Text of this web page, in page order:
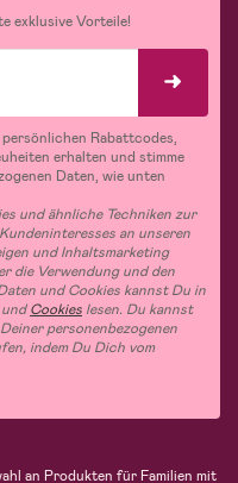
exklusive Vorteile!
Rabattcodes,
erhalten und stimme
Daten, wie unten
und ähnliche Techniken zur
an unseren
und Inhaltsmarketing
die Verwendung und den
und Cookies kannst Du in
Cookies lesen. Du kannst
personenbezogenen
indem Du Dich vom
an Produkten für Familien mit